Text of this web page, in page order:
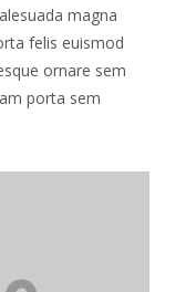
magna
felis euismod
ornare sem
porta sem